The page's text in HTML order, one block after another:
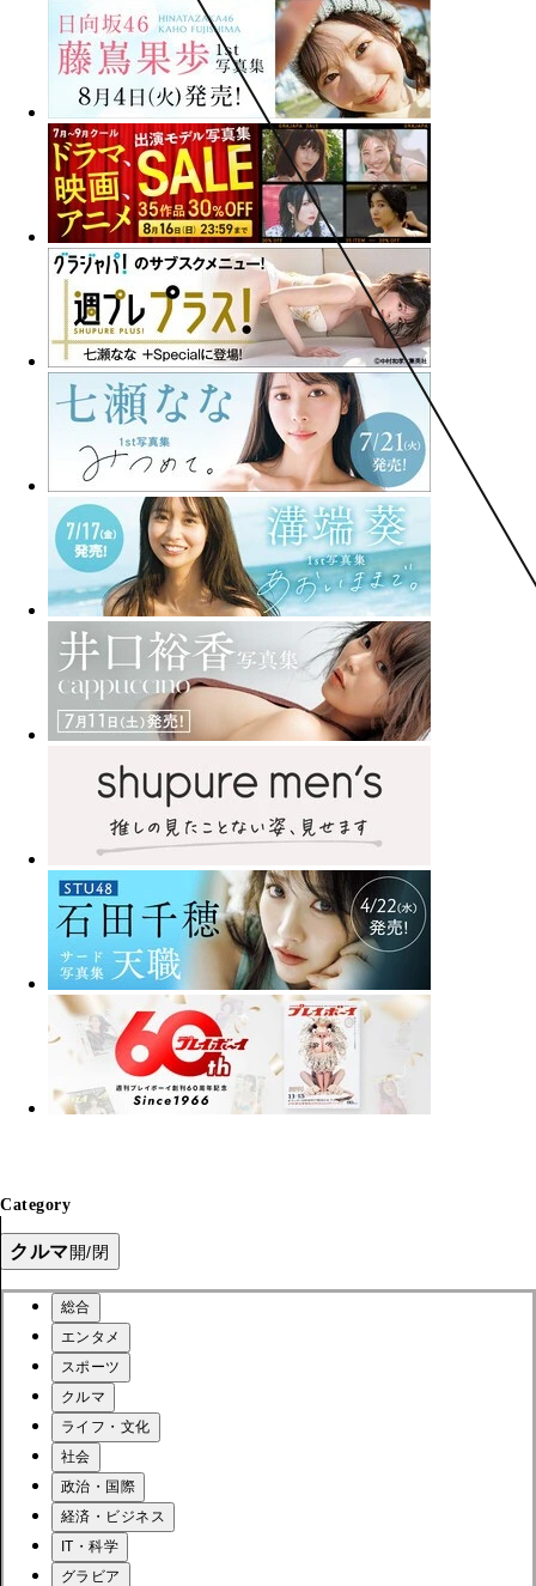
Category
クルマ開/閉
総合
エンタメ
スポーツ
クルマ
ライフ・文化
社会
政治・国際
経済・ビジネス
IT・科学
グラビア